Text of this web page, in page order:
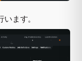
ます。